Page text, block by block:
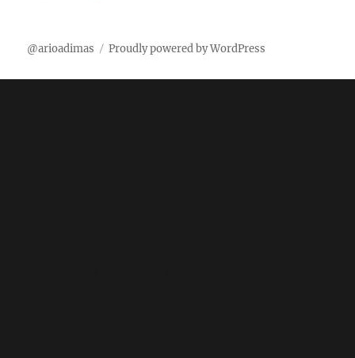
@arioadimas Proudly powered by WordPress